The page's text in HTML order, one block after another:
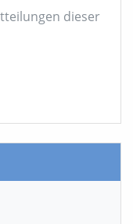
dieser